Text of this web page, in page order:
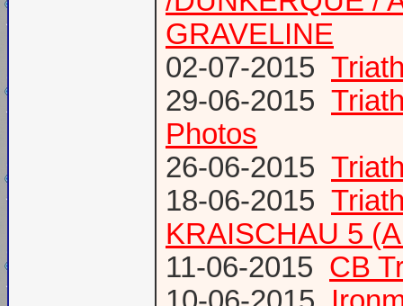
GRAVELINE
02-07-2015
29-06-2015
Photos
26-06-2015
18-06-2015
KRAISCHAU 5
11-06-2015 CB